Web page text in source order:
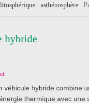
| asthénosphère |
hybride
véhicule hybride combine
thermique avec une